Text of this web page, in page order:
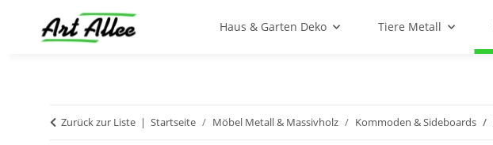
Haus & Garten Deko Tiere Metall
Zurück zur Liste Startseite Möbel Metall & Massivholz Kommoden & Sideboards